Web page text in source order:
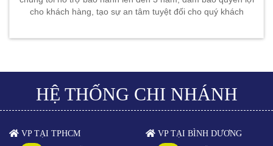
cho khách hàng, tạo sự an tâm tuyệt đối cho quý khách
HỆ THỐNG CHI NHÁNH
VP TẠI TPHCM
VP TẠI BÌNH DƯƠNG